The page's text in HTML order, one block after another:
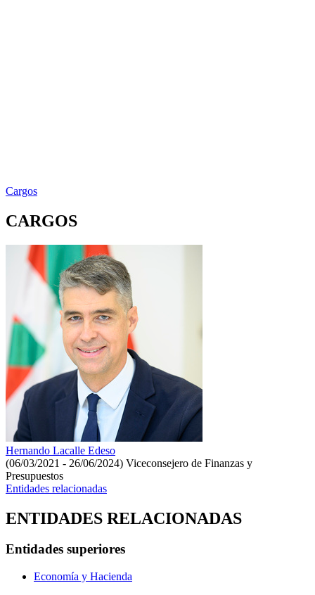
Cargos
CARGOS
Hernando Lacalle Edeso
(06/03/2021 - 26/06/2024) Viceconsejero de Finanzas y
Presupuestos
Entidades relacionadas
ENTIDADES RELACIONADAS
Entidades superiores
Economía y Hacienda